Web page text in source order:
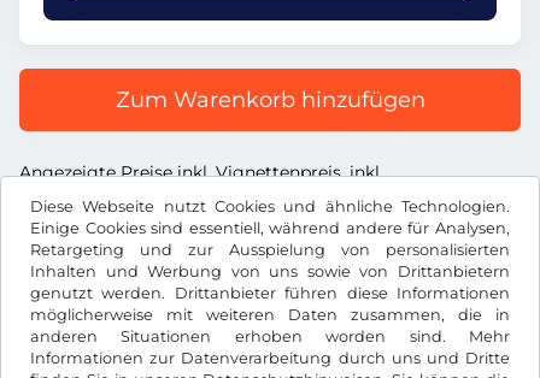
Diese Webseite nutzt Cookies und ähnliche Technologien.
Einige Cookies sind essentiell, während andere für Analysen,
Retargeting und zur Ausspielung von personalisierten
Inhalten und Werbung von uns sowie von Drittanbietern
genutzt werden. Drittanbieter führen diese Informationen
möglicherweise mit weiteren Daten zusammen, die in
anderen Situationen erhoben worden sind. Mehr
Informationen zur Datenverarbeitung durch uns und Dritte
Zum Warenkorb hinzufügen
Angezeigte Preise inkl. Vignettenpreis, inkl.
Dienstleistungsentgelt und inkl. der gesetzl. MWST
US$USD